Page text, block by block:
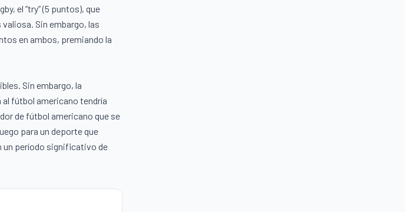
el “try” (5 puntos), que
Sin embargo, las
en ambos, premiando la
Sin embargo, la
al fútbol americano tendría
de fútbol americano que se
para un deporte que
un período significativo de